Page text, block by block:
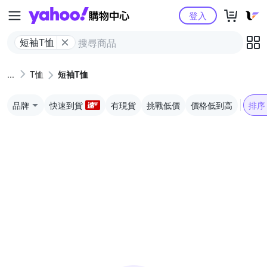
Yahoo購物中心
短袖T恤
登入
T恤 短袖T恤
品牌 快速到貨 有現貨 挑戰低價 價格低到高 排序